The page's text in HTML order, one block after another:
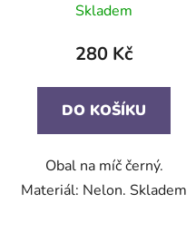
Skladem
280 Kč
DO KOŠÍKU
Obal na míč černý.
Materiál: Nelon. Skladem